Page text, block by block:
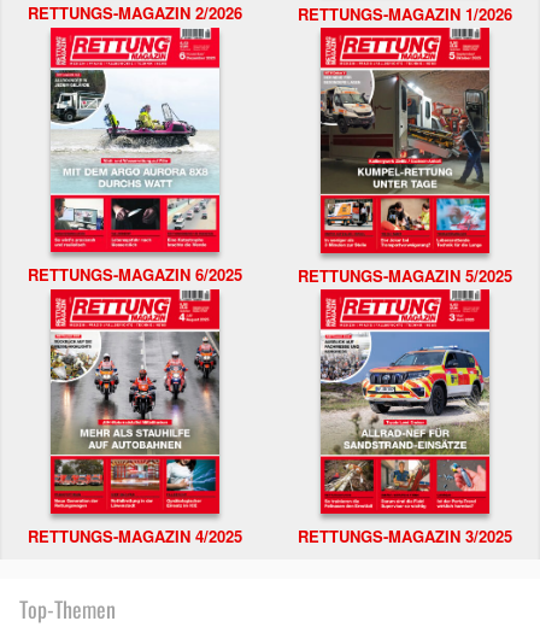
RETTUNGS-MAGAZIN 2/2026 RETTUNGS-MAGAZIN 1/2026
RETTUNGS-MAGAZIN 6/2025 RETTUNGS-MAGAZIN 5/2025
RETTUNGS-MAGAZIN 4/2025 RETTUNGS-MAGAZIN 3/2025
Top-Themen